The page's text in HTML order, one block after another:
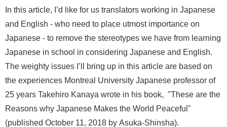
In this article, I’d like for us translators working in Japanese
and English - who need to place utmost importance on
Japanese - to remove the stereotypes we have from learning
Japanese in school in considering Japanese and English.
The weighty issues I’ll bring up in this article are based on
the experiences Montreal University Japanese professor of
25 years Takehiro Kanaya wrote in his book, "These are the
Reasons why Japanese Makes the World Peaceful"
(published October 11, 2018 by Asuka-Shinsha).